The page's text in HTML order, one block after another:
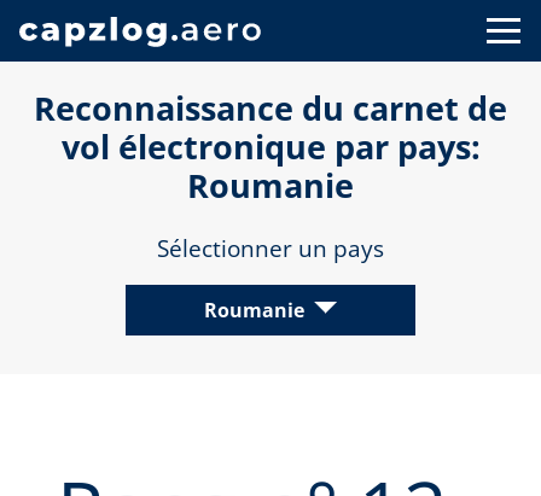
Reconnaissance du carnet de
vol électronique par pays:
Roumanie
Sélectionner un pays
Roumanie